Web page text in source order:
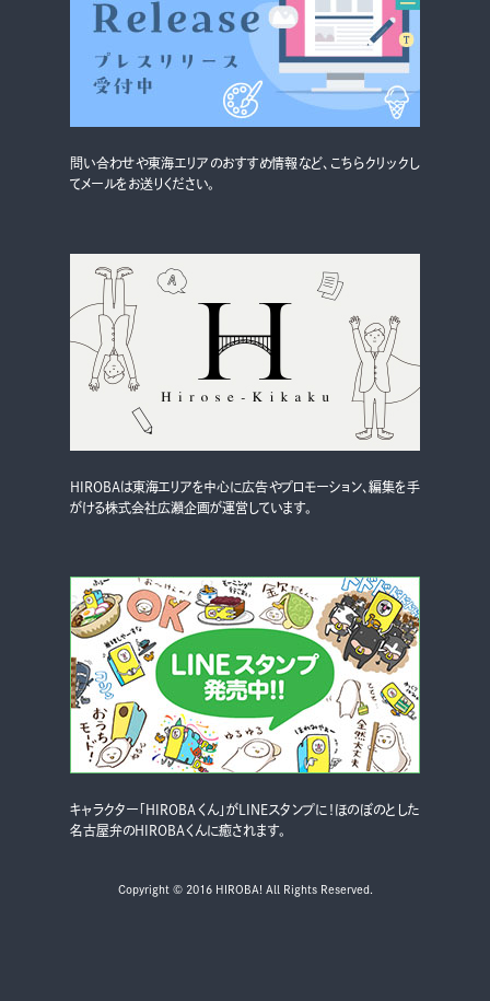
グルメ・まち イベント
お問い合わせ
検索する
CLOSE
問い合わせや東海エリアのおすすめ情報など、こちらクリックし
てメールをお送りください。
HIROBAは東海エリアを中心に広告やプロモーション、編集を手
がける株式会社広瀬企画が運営しています。
キャラクター「HIROBAくん」がLINEスタンプに！ほのぼのとした
名古屋弁のHIROBAくんに癒されます。
Copyright © 2016 HIROBA! All Rights Reserved.